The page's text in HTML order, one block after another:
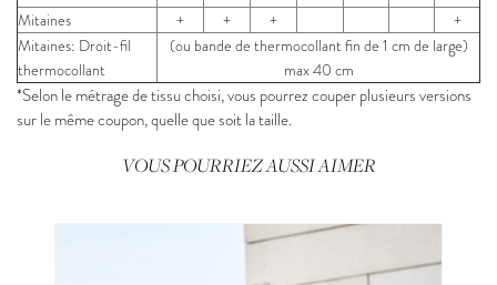
Mitaines
+ + +
+
Mitaines: Droit-fil
thermocollant
(ou bande de thermocollant fin de 1 cm de large)
max 40 cm
*Selon le métrage de tissu choisi, vous pourrez couper plusieurs versions
sur le même coupon, quelle que soit la taille.
VOUS POURRIEZ AUSSI AIMER